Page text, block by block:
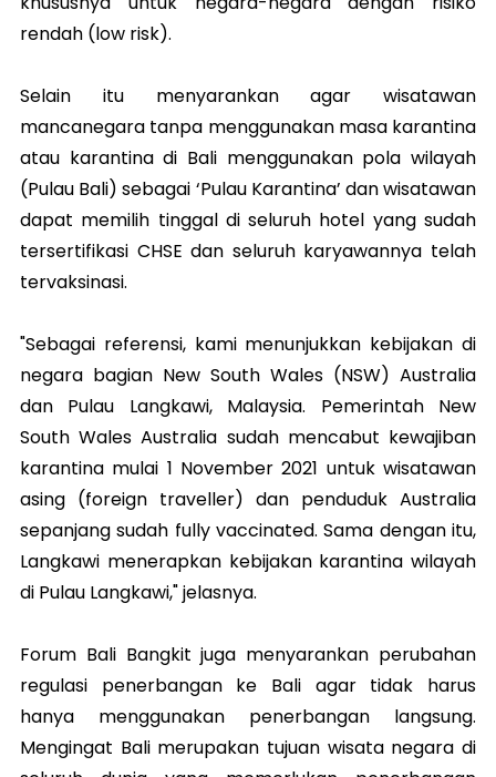
rendah (low risk).
Selain itu menyarankan agar wisatawan
mancanegara tanpa menggunakan masa karantina
atau karantina di Bali menggunakan pola wilayah
(Pulau Bali) sebagai ‘Pulau Karantina’ dan wisatawan
dapat memilih tinggal di seluruh hotel yang sudah
tersertifikasi CHSE dan seluruh karyawannya telah
tervaksinasi.
"Sebagai referensi, kami menunjukkan kebijakan di
negara bagian New South Wales (NSW) Australia
dan Pulau Langkawi, Malaysia. Pemerintah New
South Wales Australia sudah mencabut kewajiban
karantina mulai 1 November 2021 untuk wisatawan
asing (foreign traveller) dan penduduk Australia
sepanjang sudah fully vaccinated. Sama dengan itu,
Langkawi menerapkan kebijakan karantina wilayah
di Pulau Langkawi," jelasnya.
Forum Bali Bangkit juga menyarankan perubahan
regulasi penerbangan ke Bali agar tidak harus
hanya menggunakan penerbangan langsung.
Mengingat Bali merupakan tujuan wisata negara di